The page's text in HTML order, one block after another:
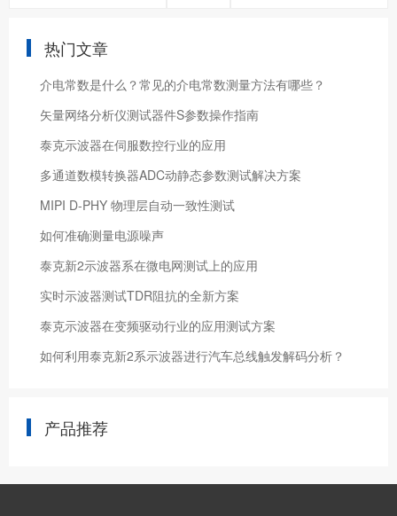
热门文章
介电常数是什么？常见的介电常数测量方法有哪些？
矢量网络分析仪测试器件S参数操作指南
泰克示波器在伺服数控行业的应用
​多通道数模转换器ADC动静态参数测试解决方案
MIPI D-PHY 物理层自动一致性测试
如何准确测量电源噪声
泰克新2示波器系在微电网测试上的应用
实时示波器测试TDR阻抗的全新方案
泰克示波器在变频驱动行业的应用测试方案
如何利用泰克新2系示波器进行汽车总线触发解码分析？
产品推荐